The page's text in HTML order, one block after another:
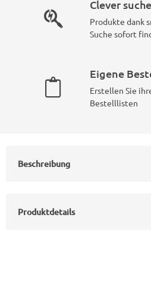
Clever
Produkte dank
Suche sofort
Eigene
Erstellen Sie
Bestelllisten
Beschreibung
Produktdetails